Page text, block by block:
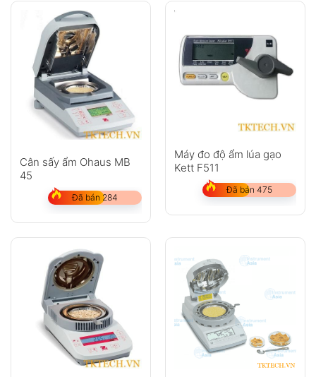
Hỏi đáp
Không có bình luận nào
Cân sấy ẩm Ohaus MB
45
Đã bán 284
Máy đo độ ẩm lúa gạo
Kett F511
Đã bán 475